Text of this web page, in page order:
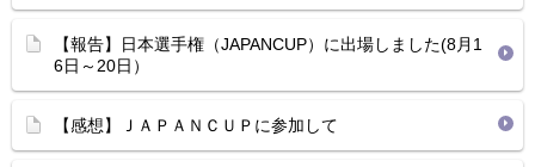
【報告】日本選手権（JAPANCUP）に出場しました(8月1
6日～20日）
【感想】ＪＡＰＡＮＣＵＰに参加して